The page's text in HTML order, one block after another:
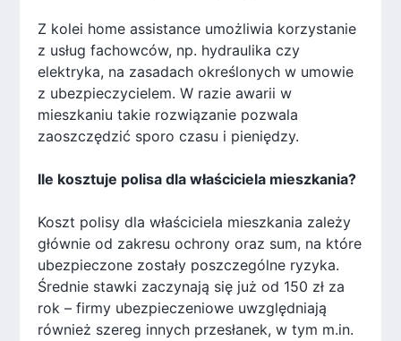
Z kolei home assistance umożliwia korzystanie
z usług fachowców, np. hydraulika czy
elektryka, na zasadach określonych w umowie
z ubezpieczycielem. W razie awarii w
mieszkaniu takie rozwiązanie pozwala
zaoszczędzić sporo czasu i pieniędzy.
Ile kosztuje polisa dla właściciela mieszkania?
Koszt polisy dla właściciela mieszkania zależy
głównie od zakresu ochrony oraz sum, na które
ubezpieczone zostały poszczególne ryzyka.
Średnie stawki zaczynają się już od 150 zł za
rok – firmy ubezpieczeniowe uwzględniają
również szereg innych przesłanek, w tym m.in.